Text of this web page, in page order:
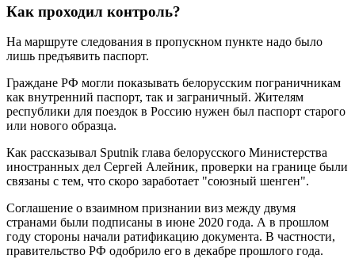
Как проходил контроль?
На маршруте следования в пропускном пункте надо было
лишь предъявить паспорт.
Граждане РФ могли показывать белорусским пограничникам
как внутренний паспорт, так и заграничный. Жителям
республики для поездок в Россию нужен был паспорт старого
или нового образца.
Как рассказывал Sputnik глава белорусского Министерства
иностранных дел Сергей Алейник, проверки на границе были
связаны с тем, что скоро заработает "союзный шенген".
Соглашение о взаимном признании виз между двумя
странами были подписаны в июне 2020 года. А в прошлом
году стороны начали ратификацию документа. В частности,
правительство РФ одобрило его в декабре прошлого года.